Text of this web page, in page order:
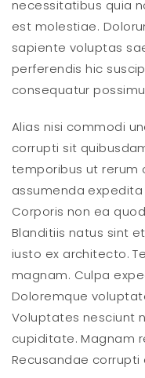
necessitatibus quia
est molestiae.
sapiente voluptas
perferendis hic
consequatur
Alias nisi commodi
corrupti sit
temporibus ut rerum
assumenda
Corporis non ea
Blanditiis natus sint
iusto ex architecto.
magnam. Culpa
Doloremque
Voluptates nesciunt
cupiditate. Magnam
Recusandae corrupti